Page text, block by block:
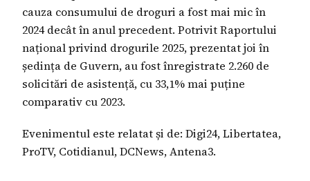
cauza consumului de droguri a fost mai mic în
2024 decât în anul precedent. Potrivit Raportului
național privind drogurile 2025, prezentat joi în
ședința de Guvern, au fost înregistrate 2.260 de
solicitări de asistență, cu 33,1% mai puține
comparativ cu 2023.
Evenimentul este relatat și de: Digi24, Libertatea,
ProTV, Cotidianul, DCNews, Antena3.